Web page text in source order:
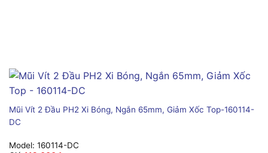
Mũi Vít 2 Đầu PH2 Xi Bóng, Ngắn 65mm, Giảm Xốc Top-160114-
DC
Model: 160114-DC